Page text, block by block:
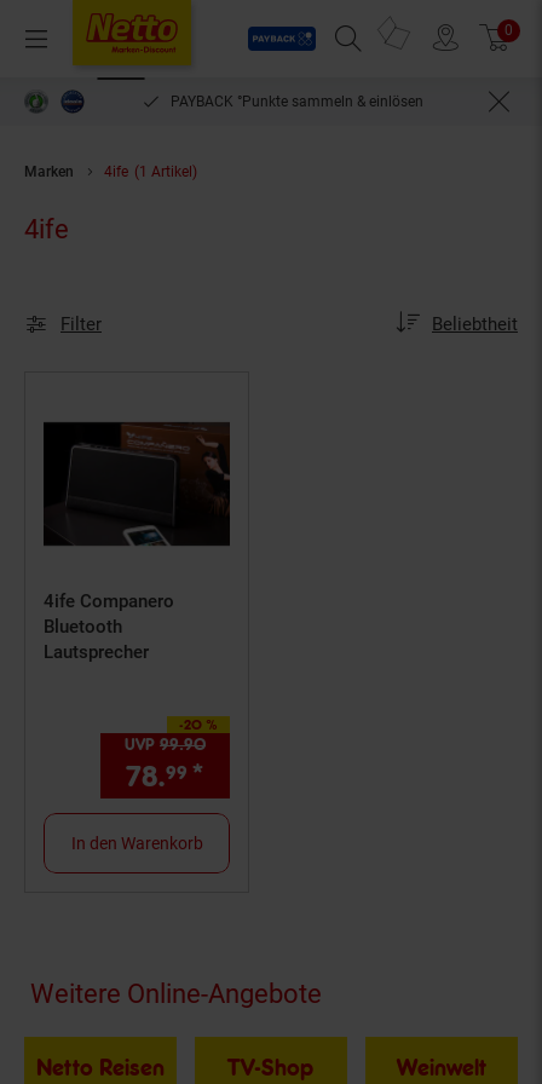
Menü
Payback
Suchfeld einblenden
Prospekte 0
PAYBACK °Punkte sammeln & einlösen
Marken 4ife (1 Artikel)
4ife
Filter Sortierung:
Beliebtheit
4ife Companero
Bluetooth
Lautsprecher
-20 %
Sie Sparen 20 Prozent,
UVP 99.90
78.99 *
In den Warenkorb
Fußzeile
Weitere Online-Angebote
Netto Reisen TV-Shop Weinwelt